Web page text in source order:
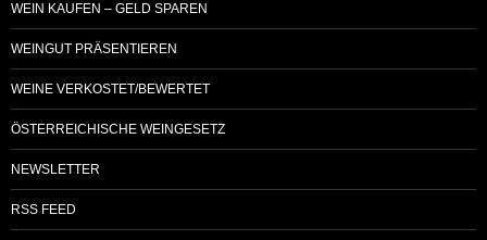
WEIN KAUFEN – GELD SPAREN
WEINGUT PRÄSENTIEREN
WEINE VERKOSTET/BEWERTET
ÖSTERREICHISCHE WEINGESETZ
NEWSLETTER
RSS FEED